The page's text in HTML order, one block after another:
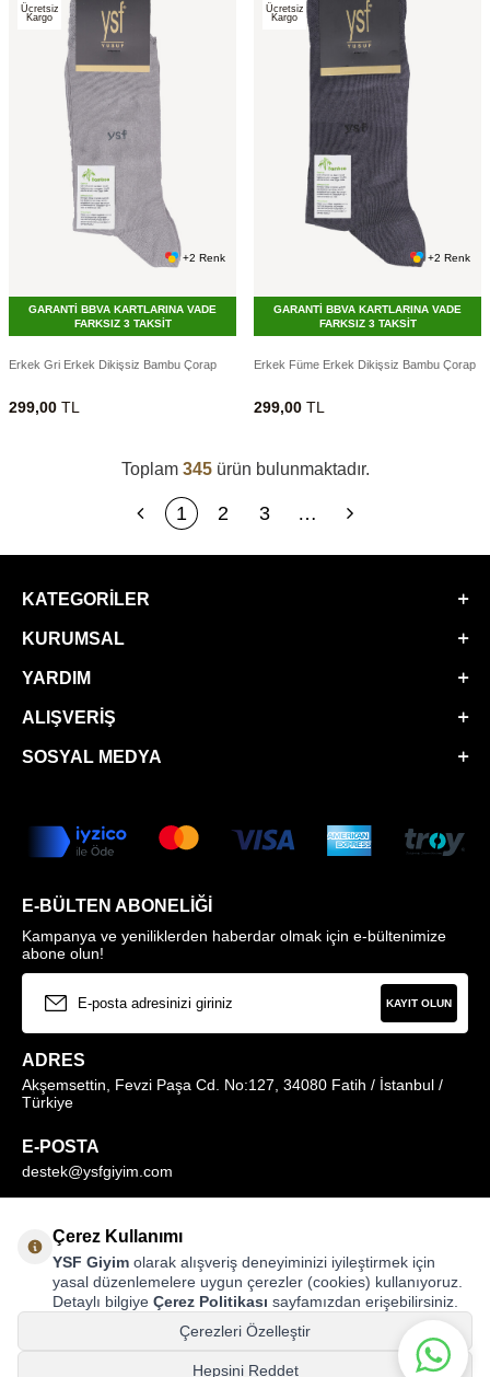
Ücretsiz
Kargo
+2 Renk
GARANTİ BBVA KARTLARINA VADE
FARKSIZ 3 TAKSİT
Erkek Gri Erkek Dikişsiz Bambu Çorap
299,00 TL
Ücretsiz
Kargo
+2 Renk
GARANTİ BBVA KARTLARINA VADE
FARKSIZ 3 TAKSİT
Erkek Füme Erkek Dikişsiz Bambu Çorap
299,00 TL
Toplam 345ürün bulunmaktadır.
1 2 3 …
KATEGORILER
KURUMSAL
YARDIM
ALIŞVERIŞ
SOSYAL MEDYA
E-BÜLTEN ABONELIĞI
Kampanya ve yeniliklerden haberdar olmak için e-bültenimize
abone olun!
KAYIT OLUN
ADRES
Akşemsettin, Fevzi Paşa Cd. No:127, 34080 Fatih / İstanbul /
Türkiye
E-POSTA
destek@ysfgiyim.com
0850 259 1373
MAĞAZALARIMIZ
Çerez Kullanımı
YSF Giyim olarak alışveriş deneyiminizi iyileştirmek için
yasal düzenlemelere uygun çerezler (cookies) kullanıyoruz.
Detaylı bilgiye Çerez Politikası sayfamızdan erişebilirsiniz.
Çerezleri Özelleştir
Hepsini Reddet